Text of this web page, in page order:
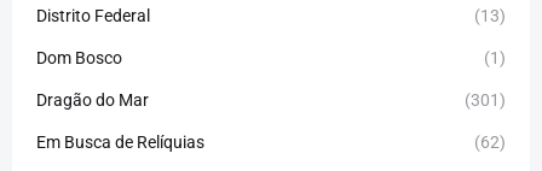
Distrito Federal (13)
Dom Bosco (1)
Dragão do Mar (301)
Em Busca de Relíquias (62)